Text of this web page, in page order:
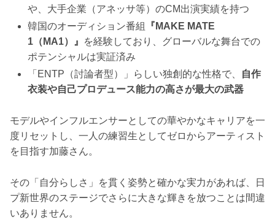
や、大手企業（アネッサ等）のCM出演実績を持つ
韓国のオーディション番組
『MAKE MATE
1（MA1）』
を経験しており、グローバルな舞台での
ポテンシャルは実証済み
「ENTP（討論者型）」らしい独創的な性格で、
自作
衣装や自己プロデュース能力の高さが最大の武器
モデルやインフルエンサーとしての華やかなキャリアを一
度リセットし、一人の練習生としてゼロからアーティスト
を目指す加藤さん。
その「自分らしさ」を貫く姿勢と確かな実力があれば、日
プ新世界のステージでさらに大きな輝きを放つことは間違
いありません。